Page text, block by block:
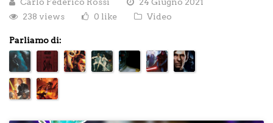
238 views
0 like Video
Parliamo di: